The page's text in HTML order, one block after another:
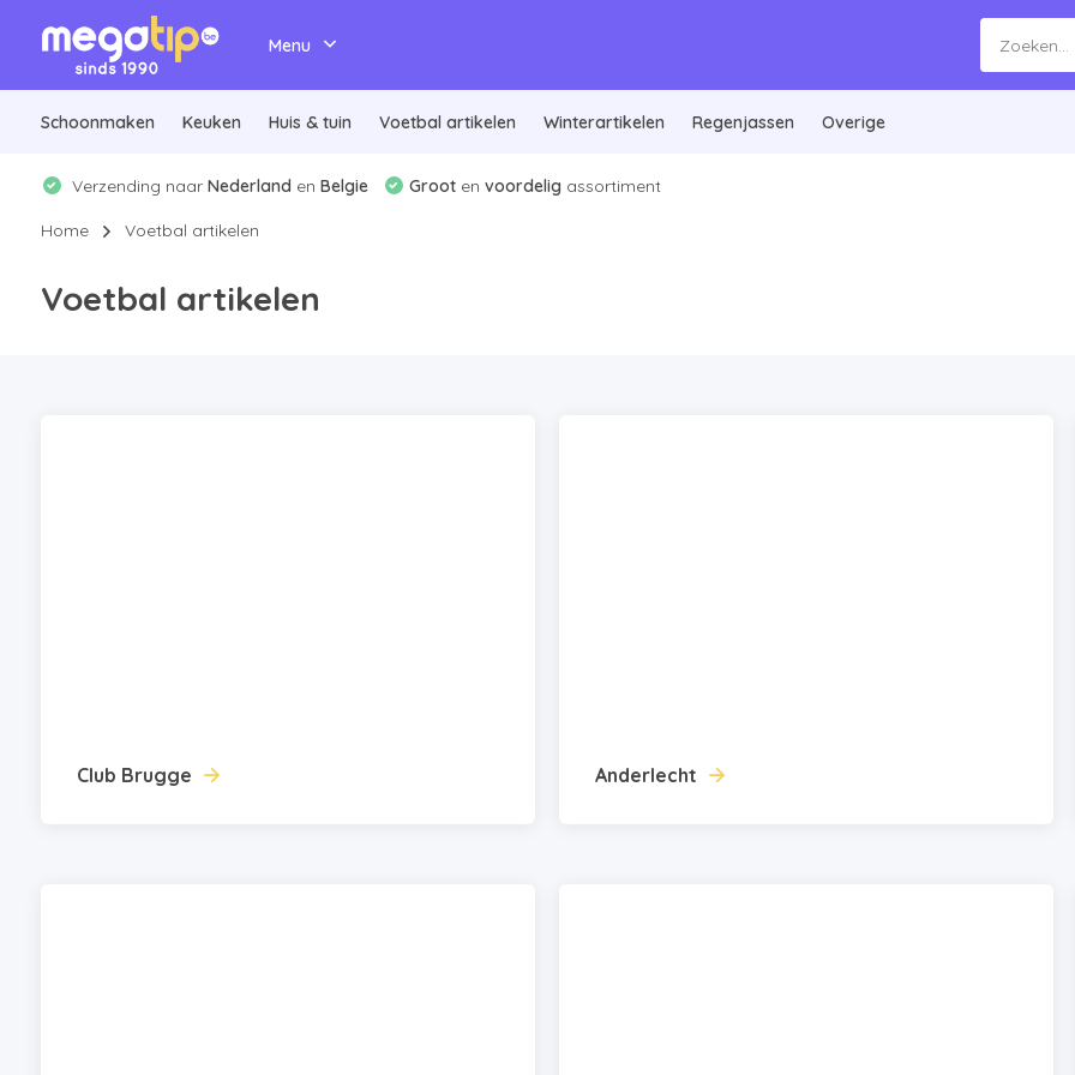
Menu
Schoonmaken Keuken Huis & tuin Voetbal artikelen Winterartikelen Regenjassen Overige
Verzending naar Nederland en Belgie Grooten voordelig assortiment
Home Voetbal artikelen
Voetbal artikelen
Club Brugge Anderlecht